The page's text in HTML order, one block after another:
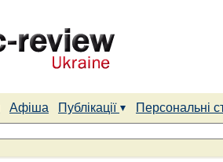
Афіша Публікації
Персональні